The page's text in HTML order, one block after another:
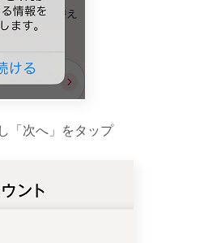
「次へ」をタップ